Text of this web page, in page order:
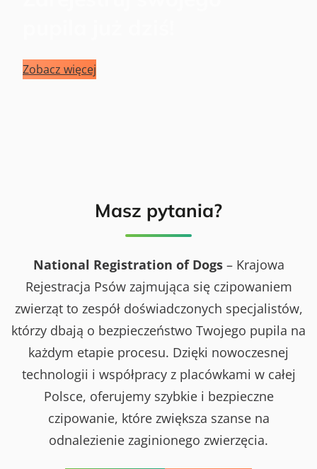
Zobacz więcej
Masz pytania?
National Registration of Dogs– Krajowa
Rejestracja Psów zajmująca się czipowaniem
zwierząt to zespół doświadczonych specjalistów,
którzy dbają o bezpieczeństwo Twojego pupila na
każdym etapie procesu. Dzięki nowoczesnej
technologii i współpracy z placówkami w całej
Polsce, oferujemy szybkie i bezpieczne
czipowanie, które zwiększa szanse na
odnalezienie zaginionego zwierzęcia.